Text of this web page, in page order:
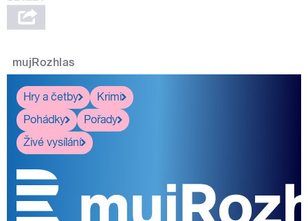
mujRozhlas
Hry a četby
Krimi
Pohádky
Pořady
Živé vysílání